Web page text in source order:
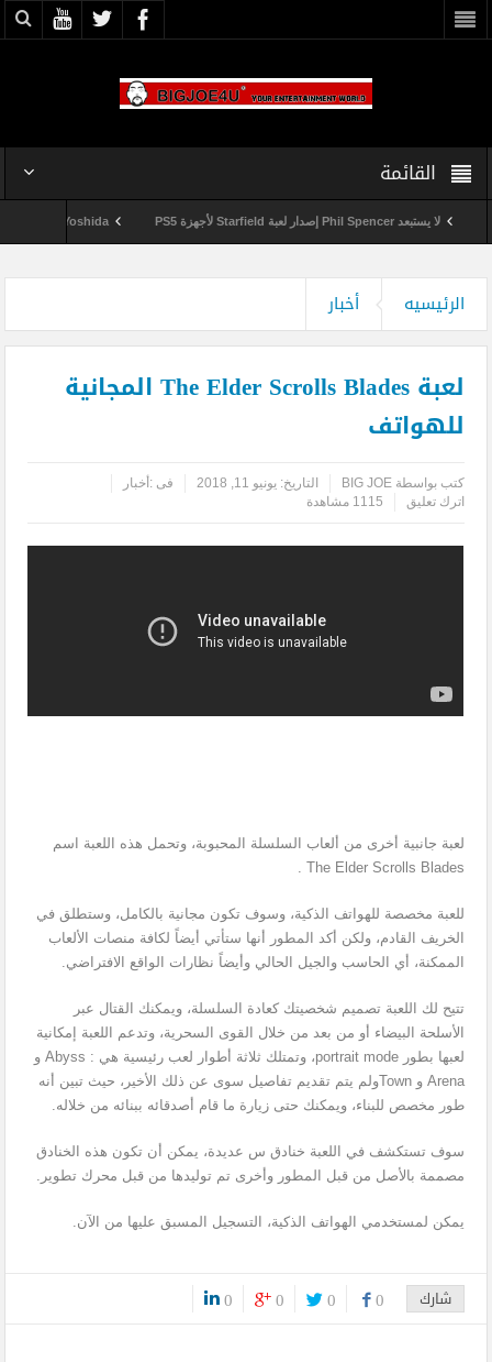
القائمة
لا يستبعد Phil Spencer إصدار لعبة Starfield لأجهزة PS5 Shuhei Yoshida سيتقاعد من شركة Sony في يناير المقبل
الرئيسيه أخبار
لعبة The Elder Scrolls Blades المجانية
للهواتف
كتب بواسطةBIG JOE التاريخ:يونيو 11, 2018 فى : أخبار
اترك تعليق
1115 مشاهدة
لعبة جانبية أخرى من ألعاب السلسلة المحبوبة، وتحمل هذه اللعبة اسم
The Elder Scrolls Blades
للعبة مخصصة للهواتف الذكية، وسوف تكون مجانية بالكامل، وستطلق في
الخريف القادم، ولكن أكد المطور أنها ستأتي أيضاً لكافة منصات الألعاب
الممكنة، أي الحاسب والجيل الحالي وأيضاً نظارات الواقع الافتراضي.
تتيح لك اللعبة تصميم شخصيتك كعادة السلسلة، ويمكنك القتال عبر
الأسلحة البيضاء أو من بعد من خلال القوى السحرية، وتدعم اللعبة إمكانية
لعبها بطورportrait mode، وتمتلك ثلاثة أطوار لعب رئيسية هي :
Abyss و
Arena و Town
ولم يتم تقديم تفاصيل سوى عن ذلك الأخير، حيث تبين أنه
طور مخصص للبناء، ويمكنك حتى زيارة ما قام أصدقائه ببنائه من خلاله.
سوف تستكشف في اللعبة خنادق س عديدة، يمكن أن تكون هذه الخنادق
مصممة بالأصل من قبل المطور وأخرى تم توليدها من قبل محرك تطوير.
يمكن لمستخدمي الهواتف الذكية، التسجيل المسبق عليها من الآن.
شارك 0
0
0
0